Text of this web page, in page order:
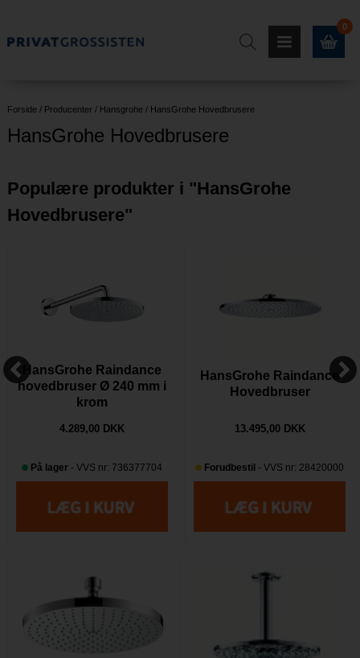
0
Forside / Producenter / Hansgrohe / HansGrohe Hovedbrusere
HansGrohe Hovedbrusere
Populære produkter i "HansGrohe
Hovedbrusere"
HansGrohe Raindance
hovedbruser Ø 240 mm i
krom
4.289,00 DKK
På lager - VVS nr: 736377704
HansGrohe Raindance
Hovedbruser
13.495,00 DKK
Forudbestil - VVS nr: 28420000